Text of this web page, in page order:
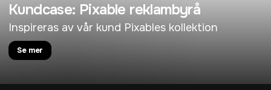
Kundcase: Pixable reklambyrå
Inspireras av vår kund Pixables kollektion
Se mer